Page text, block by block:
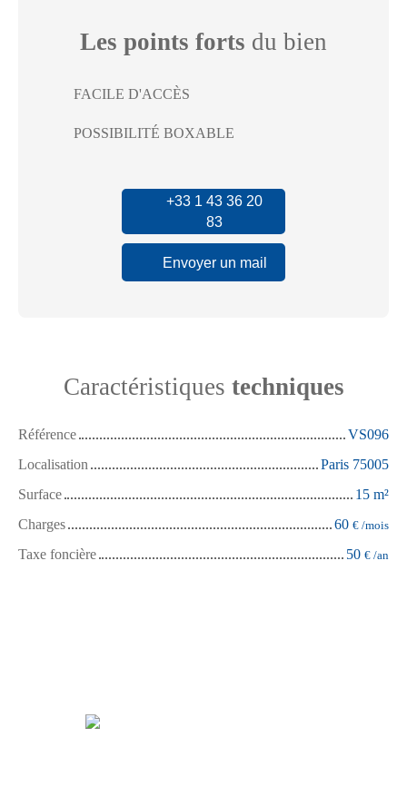
Les points forts du bien
FACILE D'ACCÈS
POSSIBILITÉ BOXABLE
+33 1 43 36 20
83
Envoyer un mail
Caractéristiques techniques
Référence
VS096
Localisation
Paris 75005
Surface
15 m²
Charges
60 € /mois
Taxe foncière 50 € /an